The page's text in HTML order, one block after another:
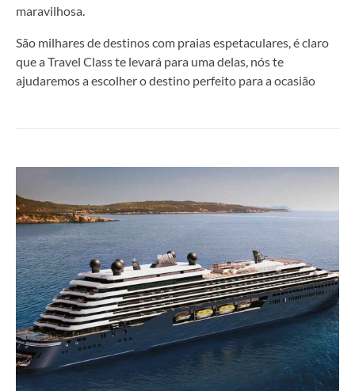
maravilhosa.
São milhares de destinos com praias espetaculares, é claro
que a Travel Class te levará para uma delas, nós te
ajudaremos a escolher o destino perfeito para a ocasião